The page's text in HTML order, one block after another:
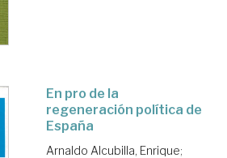
En pro de la
regeneración política de
España
Arnaldo Alcubilla, Enrique;